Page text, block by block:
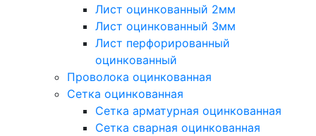
Лист оцинкованный 2мм
Лист оцинкованный 3мм
Лист перфорированный
оцинкованный
Проволока оцинкованная
Сетка оцинкованная
Сетка арматурная оцинкованная
Сетка сварная оцинкованная